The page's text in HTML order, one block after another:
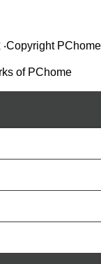
‧Copyright PChome
of PChome